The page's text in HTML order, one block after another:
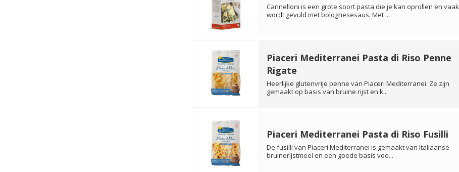
Cannelloni is een grote soort pasta die je kan oprollen en vaak
wordt gevuld met bolognesesaus. Met ...
Piaceri Mediterranei Pasta di Riso Penne
Rigate
Heerlijke glutenvrije penne van Piaceri Mediterranei. Ze zijn
gemaakt op basis van bruine rijst en k...
Piaceri Mediterranei Pasta di Riso Fusilli
De fusilli van Piaceri Mediterranei is gemaakt van Italiaanse
bruinerijstmeel en een goede basis voo...